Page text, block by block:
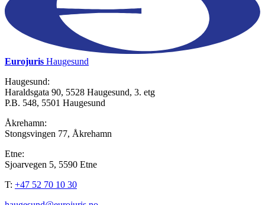
Eurojuris Haugesund
Haugesund:
Haraldsgata 90, 5528 Haugesund, 3. etg
P.B. 548, 5501 Haugesund
Åkrehamn:
Stongsvingen 77, Åkrehamn
Etne:
Sjoarvegen 5, 5590 Etne
T: +47 52 70 10 30